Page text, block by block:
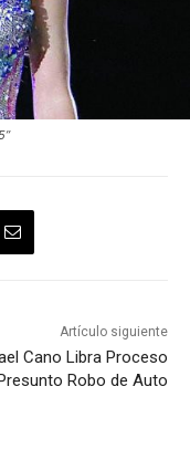
Artículo siguiente
Cano Libra Proceso
Robo de Auto